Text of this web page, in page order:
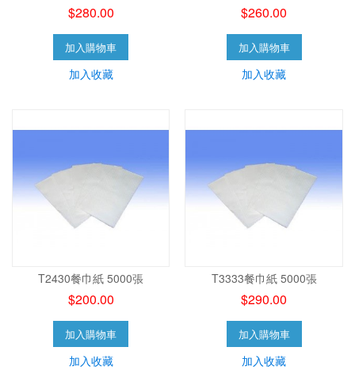
$280.00
加入購物車
加入收藏
$260.00
加入購物車
加入收藏
T2430餐巾紙 5000張
$200.00
加入購物車
加入收藏
T3333餐巾紙 5000張
$290.00
加入購物車
加入收藏